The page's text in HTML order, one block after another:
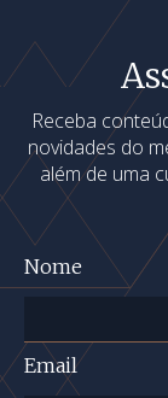
Receba
novidades do
além de uma
Nome
Email